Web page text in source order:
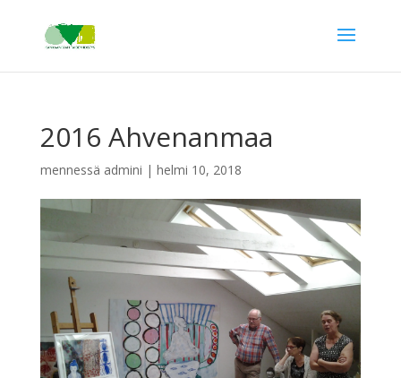
2016 Ahvenanmaa
mennessä admini | helmi 10, 2018